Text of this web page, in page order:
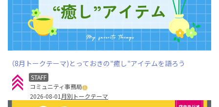
（8月トークテーマ)とっておきの"癒し"アイテムを語ろう
STAFF
コミュニティ事務局
2026-08-01 月別トークテーマ